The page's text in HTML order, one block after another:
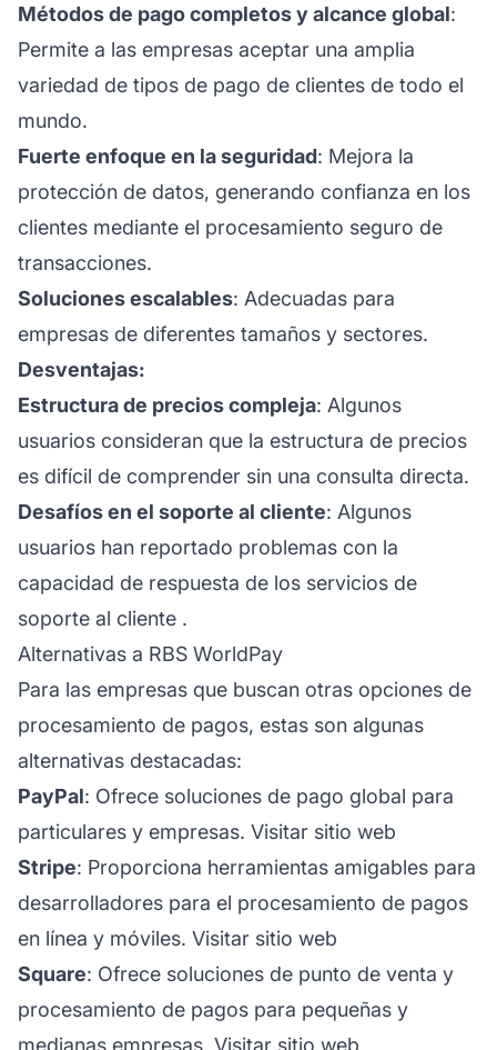
Métodos de pago completos y alcance global:
Permite a las empresas aceptar una amplia
variedad de tipos de pago de clientes de todo el
mundo.
Fuerte enfoque en la seguridad: Mejora la
protección de datos, generando confianza en los
clientes mediante el procesamiento seguro de
transacciones.
Soluciones escalables: Adecuadas para
empresas de diferentes tamaños y sectores.
Desventajas:
Estructura de precios compleja: Algunos
usuarios consideran que la estructura de precios
es difícil de comprender sin una consulta directa.
Desafíos en el soporte al cliente: Algunos
usuarios han reportado problemas con la
capacidad de respuesta de los servicios de
soporte al cliente .
Alternativas a RBS WorldPay
Para las empresas que buscan otras opciones de
procesamiento de pagos, estas son algunas
alternativas destacadas:
PayPal: Ofrece soluciones de pago global para
particulares y empresas. Visitar sitio web
Stripe: Proporciona herramientas amigables para
desarrolladores para el procesamiento de pagos
en línea y móviles. Visitar sitio web
Square: Ofrece soluciones de punto de venta y
procesamiento de pagos para pequeñas y
medianas empresas. Visitar sitio web